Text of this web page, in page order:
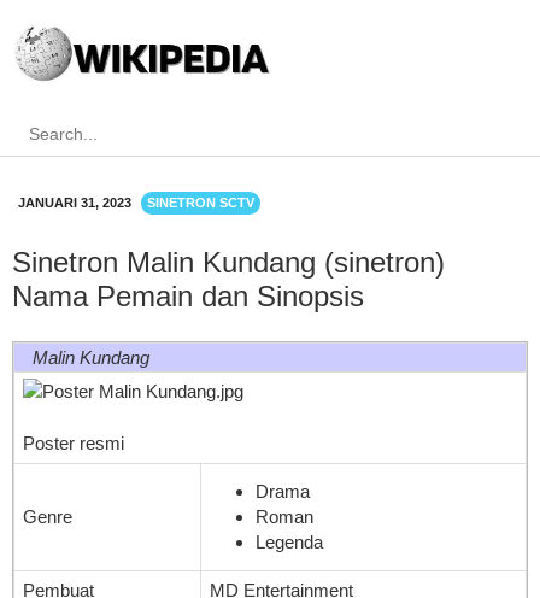
JANUARI 31, 2023 SINETRON SCTV
Sinetron Malin Kundang (sinetron)
Nama Pemain dan Sinopsis
Malin Kundang
Poster resmi
Genre
Drama
Roman
Legenda
Pembuat
MD Entertainment